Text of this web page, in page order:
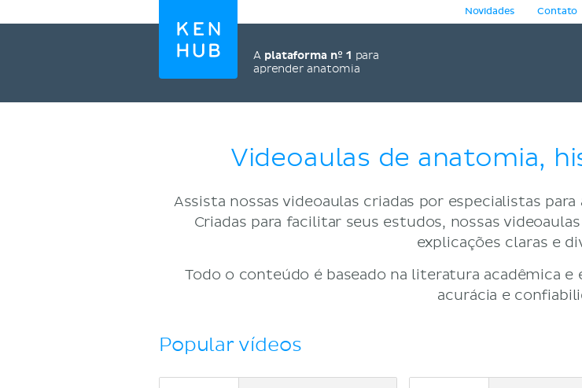
A plataforma nº 1 para
aprender anatomia
Novidades Contato
Videoaulas de anatomia,
Assista nossas videoaulas criadas por especialistas
Criadas para facilitar seus estudos, nossas
explicações claras e
Todo o conteúdo é baseado na literatura acadêmica
acurácia e
Popular vídeos